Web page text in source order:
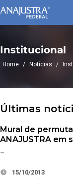
Institucional
Home / Notícias /
Últimas
Mural de
ANAJUSTRA em
–
15/10/2013